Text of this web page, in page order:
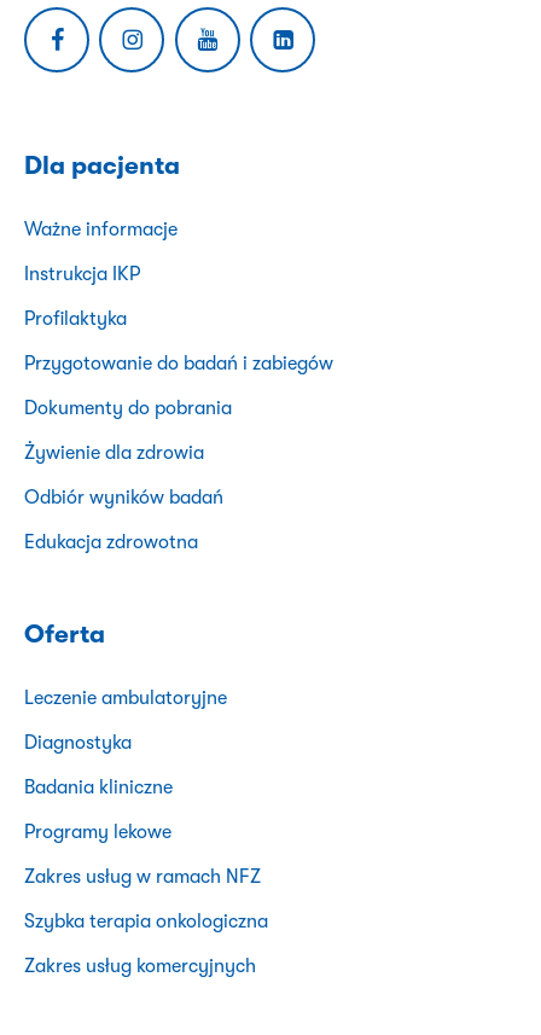
Dla pacjenta
Ważne informacje
Instrukcja IKP
Profilaktyka
Przygotowanie do badań i zabiegów
Dokumenty do pobrania
Żywienie dla zdrowia
Odbiór wyników badań
Edukacja zdrowotna
Oferta
Leczenie ambulatoryjne
Diagnostyka
Badania kliniczne
Programy lekowe
Zakres usług w ramach NFZ
Szybka terapia onkologiczna
Zakres usług komercyjnych